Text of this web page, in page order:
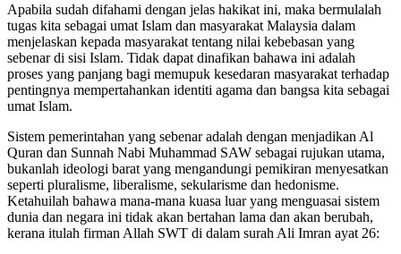
Apabila sudah difahami dengan jelas hakikat ini, maka bermulalah
tugas kita sebagai umat Islam dan masyarakat Malaysia dalam
menjelaskan kepada masyarakat tentang nilai kebebasan yang
sebenar di sisi Islam. Tidak dapat dinafikan bahawa ini adalah
proses yang panjang bagi memupuk kesedaran masyarakat terhadap
pentingnya mempertahankan identiti agama dan bangsa kita sebagai
umat Islam.
Sistem pemerintahan yang sebenar adalah dengan menjadikan Al
Quran dan Sunnah Nabi Muhammad SAW sebagai rujukan utama,
bukanlah ideologi barat yang mengandungi pemikiran menyesatkan
seperti pluralisme, liberalisme, sekularisme dan hedonisme.
Ketahuilah bahawa mana-mana kuasa luar yang menguasai sistem
dunia dan negara ini tidak akan bertahan lama dan akan berubah,
kerana itulah firman Allah SWT di dalam surah Ali Imran ayat 26: